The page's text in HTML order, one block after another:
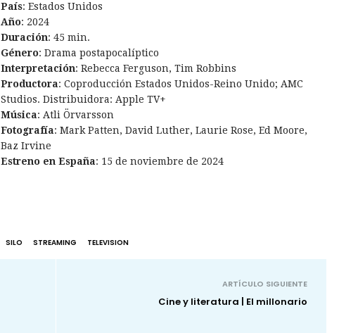
País: Estados Unidos
Año: 2024
Duración: 45 min.
Género: Drama postapocalíptico
Interpretación: Rebecca Ferguson, Tim Robbins
Productora: Coproducción Estados Unidos-Reino Unido; AMC
Studios. Distribuidora: Apple TV+
Música: Atli Örvarsson
Fotografía: Mark Patten, David Luther, Laurie Rose, Ed Moore,
Baz Irvine
Estreno en España: 15 de noviembre de 2024
SILO STREAMING TELEVISION
ARTÍCULO SIGUIENTE
Cine y literatura | El millonario